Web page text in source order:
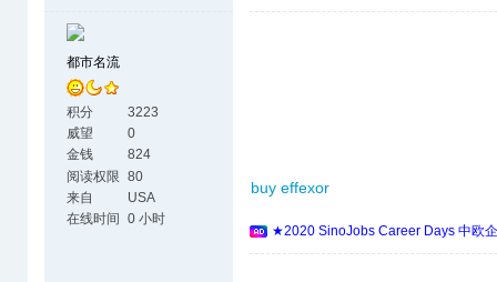
都市名流
积分
3223
威望
0
金钱
824
阅读权限 80
来自
USA
在线时间
0 小时
buy effexor
★2020 SinoJobs Career Days 中欧